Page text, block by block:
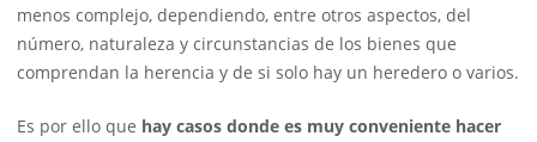
menos complejo, dependiendo, entre otros aspectos, del
número, naturaleza y circunstancias de los bienes que
comprendan la herencia y de si solo hay un heredero o varios.
Es por ello que hay casos donde es muy conveniente hacer